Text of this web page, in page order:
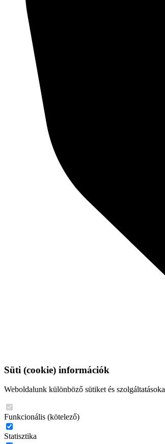
Süti (cookie) információk
Weboldalunk különböző sütiket és
Funkcionális (kötelező)
Statisztika